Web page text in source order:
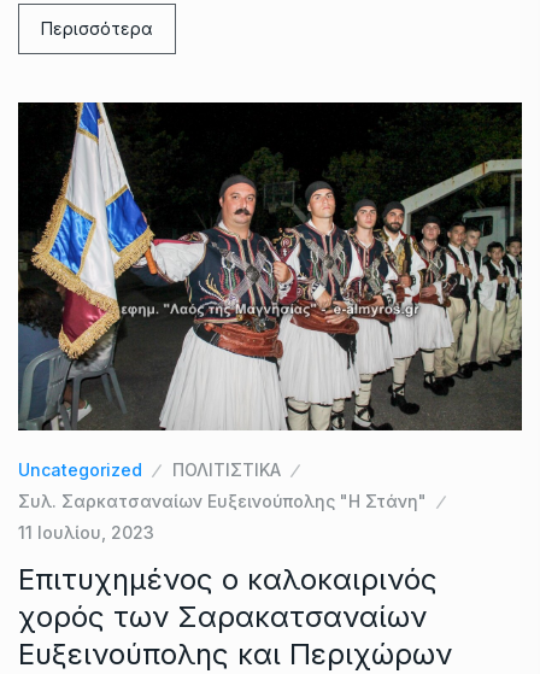
Περισσότερα
Uncategorized
ΠΟΛΙΤΙΣΤΙΚΑ
Συλ. Σαρκατσαναίων Ευξεινούπολης "Η Στάνη"
11 Ιουλίου, 2023
Επιτυχημένος ο καλοκαιρινός
χορός των Σαρακατσαναίων
Ευξεινούπολης και Περιχώρων